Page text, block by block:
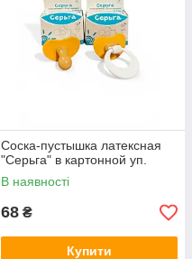
Соска-пустышка латексная
"Серьга" в картонной уп.
В наявності
68 ₴
Купити